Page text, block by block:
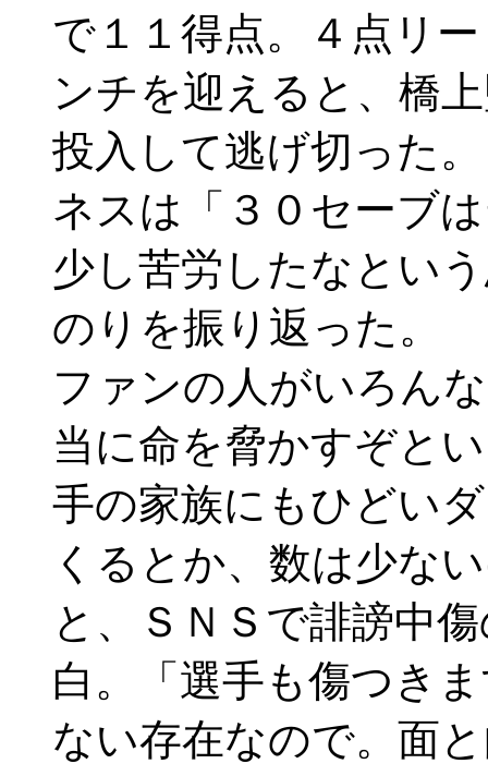
で１１得点。４点リ
ンチを迎えると、橋
投入して逃げ切った
ネスは「３０セーブ
少し苦労したなとい
のりを振り返った。
ファンの人がいろん
当に命を脅かすぞと
手の家族にもひどい
くるとか、数は少な
と、ＳＮＳで誹謗中
白。「選手も傷つき
ない存在なので。面